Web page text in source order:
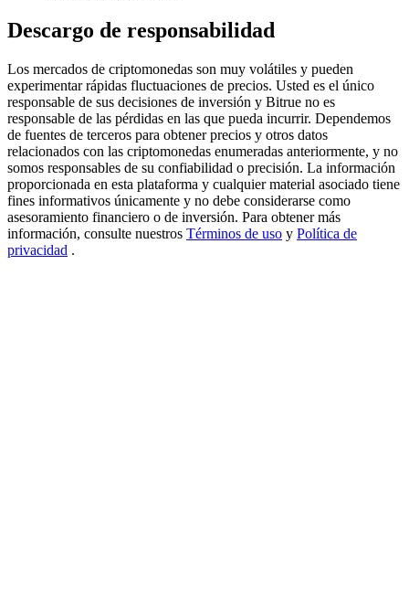
Precious Metals Trading Carnival
Trade Gold & Silver · 33,333 USDT Bonus
USDT New User Exclusive 10% APR
USDT Flexible Staking | Daily Rewards
Descargo de responsabilidad
Los mercados de criptomonedas son muy volátiles y pueden
experimentar rápidas fluctuaciones de precios. Usted es el único
responsable de sus decisiones de inversión y Bitrue no es
responsable de las pérdidas en las que pueda incurrir. Dependemos
de fuentes de terceros para obtener precios y otros datos
relacionados con las criptomonedas enumeradas anteriormente, y no
somos responsables de su confiabilidad o precisión. La información
proporcionada en esta plataforma y cualquier material asociado tiene
fines informativos únicamente y no debe considerarse como
asesoramiento financiero o de inversión. Para obtener más
información, consulte nuestros Términos de uso y Política de
privacidad .